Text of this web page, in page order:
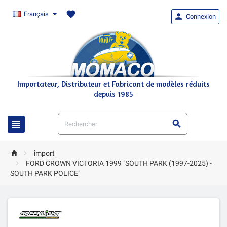
Français favorite
Importateur, Distributeur et Fabricant de modèles réduits
depuis 1985
 
 Connexion
 
import

FORD CROWN VICTORIA 1999 "SOUTH PARK (1997-2025) -
SOUTH PARK POLICE"